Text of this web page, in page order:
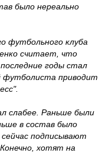
было нереально
футбольного клуба
считает, что
годы стал
футболиста приводит
слабее. Раньше были
в состав было
подписывают
хотят на